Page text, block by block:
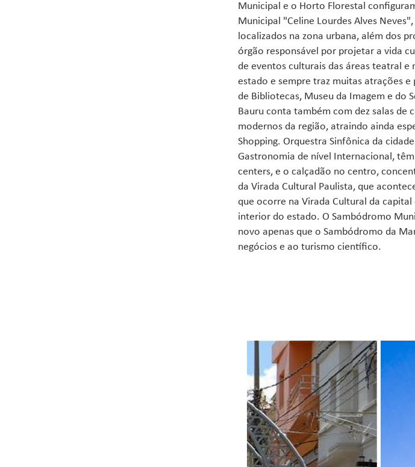
Municipal e o Horto Florestal
Municipal "Celine Lourdes Alves
localizados na zona urbana, além dos
órgão responsável por projetar a vida
de eventos culturais das áreas teatral
estado e sempre traz muitas atrações
de Bibliotecas, Museu da Imagem e do
Bauru conta também com dez salas de
modernos da região, atraindo ainda
Shopping. Orquestra Sinfônica da
Gastronomia de nível Internacional,
centers, e o calçadão no centro,
da Virada Cultural Paulista, que
que ocorre na Virada Cultural da
interior do estado. O Sambódromo
novo apenas que o Sambódromo da
negócios e ao turismo científico.